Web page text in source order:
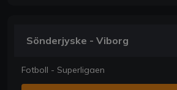
Sönderjyske - Viborg
Fotboll - Superligaen